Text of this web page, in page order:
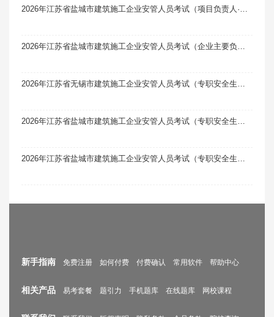
新手指南 免费注册 如何付费 付费确认 常用软件 帮助中心
相关产品 易考套餐 题引力 手机题库 在线题库 网校课程